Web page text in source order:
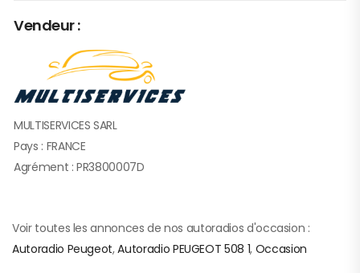
Vendeur :
MULTISERVICES SARL
Pays : FRANCE
Agrément : PR3800007D
Voir toutes les annonces de nos autoradios d'occasion :
Autoradio Peugeot,Autoradio PEUGEOT 508 1, Occasion